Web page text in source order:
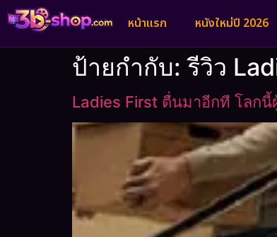
หน้าแรก หนังใหม่ปี 2026
ป้ายกำกับ:รีวิว
Ladies First ตื่นมาอีกที โลก